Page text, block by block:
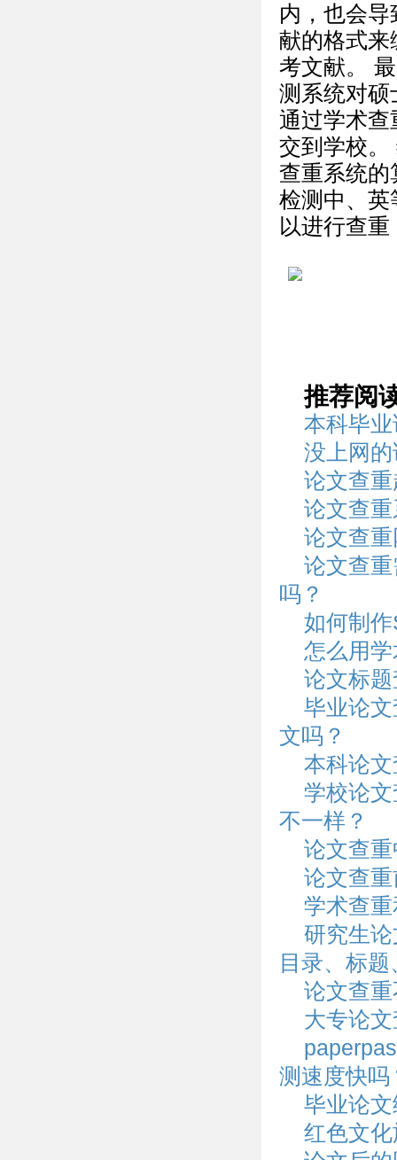
内，也会
献的格式来
考文献。
测系统对硕
通过学术查
交到学校。
查重系统的
检测中、英
以进行查
推荐阅
本科毕
没上网
论文查
论文查
论文查
论文查
吗？
如何制
怎么用
论文标
毕业论
文吗？
本科论
学校论
不一样？
论文查
论文查
学术查
研究生
目录、标
论文查
大专论
测速度快吗
毕业论
红色文